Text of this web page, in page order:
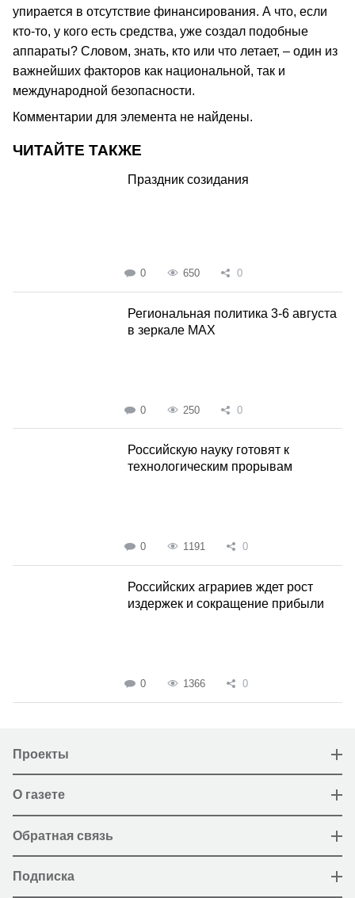
упирается в отсутствие финансирования. А что, если
кто-то, у кого есть средства, уже создал подобные
аппараты? Словом, знать, кто или что летает, – один из
важнейших факторов как национальной, так и
международной безопасности.
Комментарии для элемента не найдены.
ЧИТАЙТЕ ТАКЖЕ
Праздник созидания
0 650 0
Региональная политика 3-6 августа
в зеркале MAX
0 250 0
Российскую науку готовят к
технологическим прорывам
0 1191 0
Российских аграриев ждет рост
издержек и сокращение прибыли
0 1366 0
Проекты
О газете
Обратная связь
Подписка